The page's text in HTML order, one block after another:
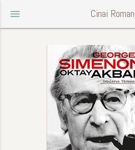
menu Cinai Roman